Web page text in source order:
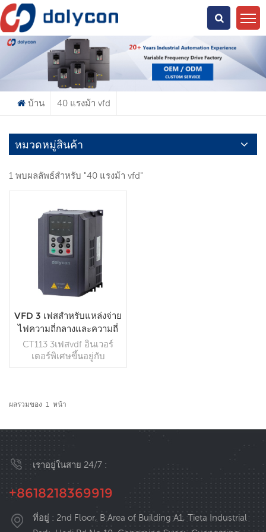
คุณกำลังมองหาอะไร?
บ้าน 40 แรงม้า vfd
หมวดหมู่สินค้า
1 พบผลลัพธ์สำหรับ "40 แรงม้า vfd"
VFD 3 เฟสสำหรับแหล่งจ่าย
ไฟความถี่กลางและความถี่
สูง
CT113 3เฟสvdf อินเวอร์
เตอร์พิเศษขึ้นอยู่กับ
แพลตฟอร์มฮาร์ดแวร์ของ
นการซิงโครไนซ์ไฟหลักและ
พลังงานปานกลาง, พลังงาน
ฝั่ง, ไฟฉุกเฉินจากอัคคีภัย
และระบบไฟฟ้าของสิ่ง
อำนวยความสะดวก
สาธารณะในรถไฟใต้ดิน,
สนามบิน, โรงพยาบาลและ
ห้างสรรพสินค้าขนาดใหญ่.
ผลรวมของ 1 หน้า
เราอยู่ในสาย 24/7 :
+8618218369919
ที่อยู่ : 2nd Floor, B Area of Building A1, Tieta Industrial